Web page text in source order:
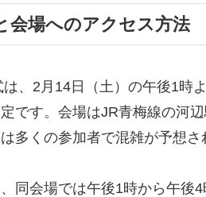
会場へのアクセス方法
、2月14日（土）の午後1時
です。会場はJR青梅線の河
多くの参加者で混雑が予想さ
同会場では午後1時から午後